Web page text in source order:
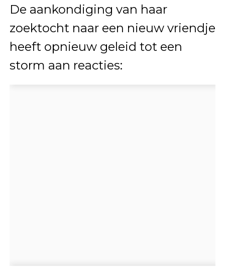
De aankondiging van haar
zoektocht naar een nieuw vriendje
heeft opnieuw geleid tot een
storm aan reacties: